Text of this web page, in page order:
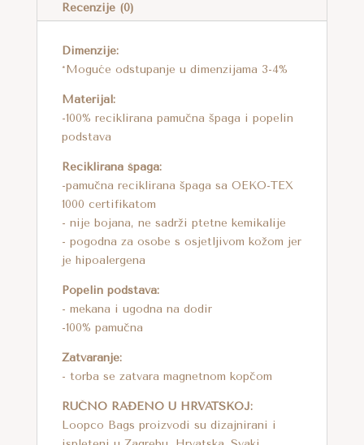
Recenzije (0)
Dimenzije:
*Moguće odstupanje u dimenzijama 3-4%
Materijal:
-100% reciklirana pamučna špaga i popelin
podstava
Reciklirana špaga:
-pamučna reciklirana špaga sa OEKO-TEX
1000 certifikatom
- nije bojana, ne sadrži ptetne kemikalije
- pogodna za osobe s osjetljivom kožom jer
je hipoalergena
Popelin podstava:
- mekana i ugodna na dodir
-100% pamučna
Zatvaranje:
- torba se zatvara magnetnom kopčom
RUČNO RAĐENO U HRVATSKOJ:
Loopco Bags proizvodi su dizajnirani i